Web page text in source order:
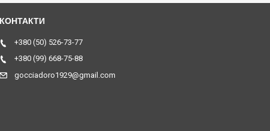
+380 (50) 526-73-77
+380 (99) 668-75-88
gocciadoro1929@gmail.com